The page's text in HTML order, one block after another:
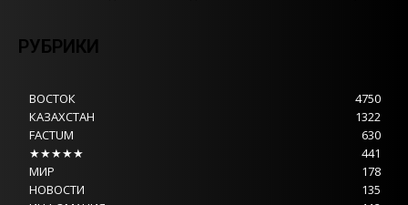
РУБРИКИ
ВОСТОК
4750
КАЗАХСТАН
1322
FACTUM
630
★★★★★
441
МИР
178
НОВОСТИ
135